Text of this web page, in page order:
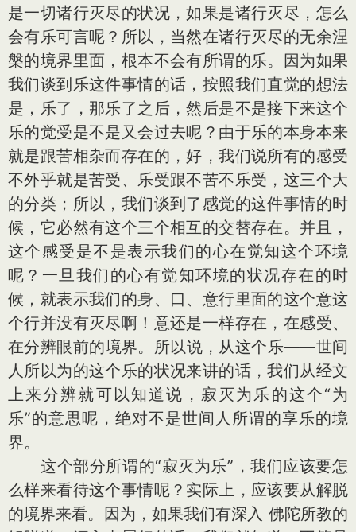
是一切诸行灭尽的状况，如果是诸行灭尽，怎么
会有乐可言呢？所以，当然在诸行灭尽的无余涅
槃的境界里面，根本不会有所谓的乐。因为如果
我们谈到乐这件事情的话，按照我们直觉的想法
是，乐了，那乐了之后，然后是不是接下来这个
乐的觉受是不是又会过去呢？由于乐的本身本来
就是跟苦相杂而存在的，好，我们说所有的感受
不外乎就是苦受、乐受跟不苦不乐受，这三个大
的分类；所以，我们谈到了感觉的这件事情的时
候，它必然有这个三个相互的交替存在。并且，
这个感受是不是表示我们的心在觉知这个环境
呢？一旦我们的心有觉知环境的状况存在的时
候，就表示我们的身、口、意行里面的这个意这
个行并没有灭尽啊！意还是一样存在，在感受、
在分辨眼前的境界。所以说，从这个乐——世间
人所以为的这个乐的状况来讲的话，我们从经文
上来分辨就可以知道说，寂灭为乐的这个“为
乐”的意思呢，绝对不是世间人所谓的享乐的境
界。
这个部分所谓的“寂灭为乐”，我们应该要怎
么样来看待这个事情呢？实际上，应该要从解脱
的境界来看。因为，如果我们有深入 佛陀所教的